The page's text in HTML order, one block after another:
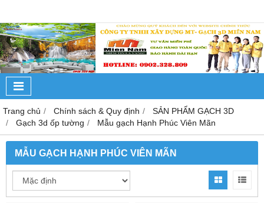
Trang chủ Chính sách & Quy định
SẢN PHẨM GẠCH 3D
Gạch 3d ốp tường
Mẫu gạch Hạnh Phúc Viên Mãn
MẪU GẠCH HẠNH PHÚC VIÊN MÃN